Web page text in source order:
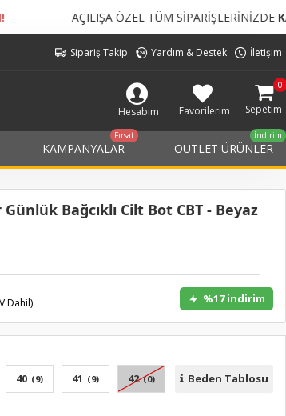
TÜM SİPARİŞLERİNİZDEKARGO BEDELİ
Sipariş Takip Yardım & Destek İletişim
Hesabım Favorilerim Sepetim
0
KAMPANYALAR
Fırsat
OUTLET ÜRÜNLER
İndirim
Bağcıklı Cilt Bot CBT - Beyaz
Dahil) %17 indirim
40 (9) 41 (9) 42 (0) Beden Tablosu